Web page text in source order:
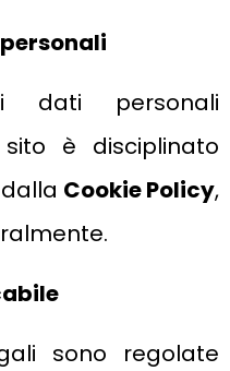
dati personali
è disciplinato
Cookie Policy,
sono regolate